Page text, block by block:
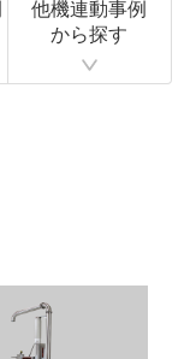
他機連動事例
から探す